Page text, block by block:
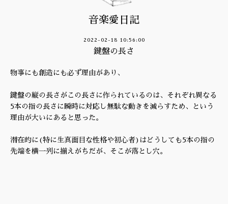
音楽愛日記
2022-02-18 10:56:00
鍵盤の長さ
物事にも創造にも必ず理由があり、
鍵盤の縦の長さがこの長さに作られているのは、それぞれ異なる
5本の指の長さに瞬時に対応し無駄な動きを減らすため、という
理由が大いにあると思った。
潜在的に(特に生真面目な性格や初心者)はどうしても5本の指の
先端を横一列に揃えがちだが、そこが落とし穴。